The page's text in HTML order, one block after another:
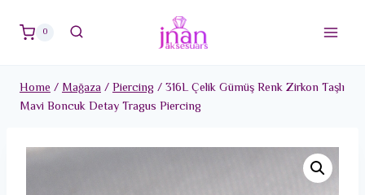
0
Home/Mağaza/Piercing /316L Çelik Gümüş Renk Zirkon Taşlı
Mavi Boncuk Detay Tragus Piercing